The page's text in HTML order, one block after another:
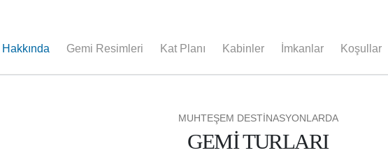
Gemi Resimleri Kat Planı Kabinler İmkanlar Koşullar
MUHTEŞEM DESTİNASYONLARDA
GEMİ TURLARI